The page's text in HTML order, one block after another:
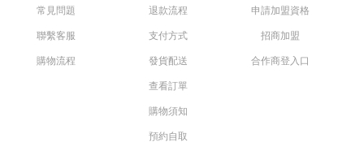
常見問題
聯繫客服
購物流程
退款流程
支付方式
發貨配送
查看訂單
購物須知
預約自取
申請加盟資格
招商加盟
合作商登入口